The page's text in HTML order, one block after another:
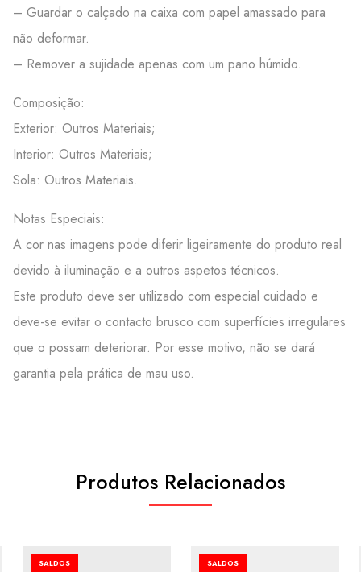
– Guardar o calçado na caixa com papel amassado para
não deformar.
– Remover a sujidade apenas com um pano húmido.
Composição:
Exterior: Outros Materiais;
Interior: Outros Materiais;
Sola: Outros Materiais.
Notas Especiais:
A cor nas imagens pode diferir ligeiramente do produto real
devido à iluminação e a outros aspetos técnicos.
Este produto deve ser utilizado com especial cuidado e
deve-se evitar o contacto brusco com superfícies irregulares
que o possam deteriorar. Por esse motivo, não se dará
garantia pela prática de mau uso.
Produtos Relacionados
SALDOS SALDOS